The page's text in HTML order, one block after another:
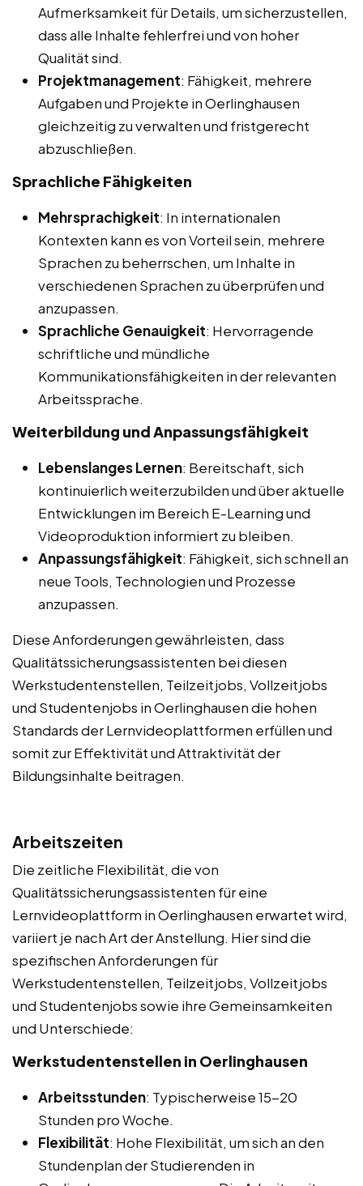
Aufmerksamkeit für Details, um sicherzustellen,
dass alle Inhalte fehlerfrei und von hoher
Qualität sind.
Projektmanagement: Fähigkeit, mehrere
Aufgaben und Projekte in Oerlinghausen
gleichzeitig zu verwalten und fristgerecht
abzuschließen.
Sprachliche Fähigkeiten
Mehrsprachigkeit: In internationalen
Kontexten kann es von Vorteil sein, mehrere
Sprachen zu beherrschen, um Inhalte in
verschiedenen Sprachen zu überprüfen und
anzupassen.
Sprachliche Genauigkeit: Hervorragende
schriftliche und mündliche
Kommunikationsfähigkeiten in der relevanten
Arbeitssprache.
Weiterbildung und Anpassungsfähigkeit
Lebenslanges Lernen: Bereitschaft, sich
kontinuierlich weiterzubilden und über aktuelle
Entwicklungen im Bereich E-Learning und
Videoproduktion informiert zu bleiben.
Anpassungsfähigkeit: Fähigkeit, sich schnell an
neue Tools, Technologien und Prozesse
anzupassen.
Diese Anforderungen gewährleisten, dass
Qualitätssicherungsassistenten bei diesen
Werkstudentenstellen, Teilzeitjobs, Vollzeitjobs
und Studentenjobs in Oerlinghausen die hohen
Standards der Lernvideoplattformen erfüllen und
somit zur Effektivität und Attraktivität der
Bildungsinhalte beitragen.
Arbeitszeiten
Die zeitliche Flexibilität, die von
Qualitätssicherungsassistenten für eine
Lernvideoplattform in Oerlinghausen erwartet wird,
variiert je nach Art der Anstellung. Hier sind die
spezifischen Anforderungen für
Werkstudentenstellen, Teilzeitjobs, Vollzeitjobs
und Studentenjobs sowie ihre Gemeinsamkeiten
und Unterschiede:
Werkstudentenstellen in Oerlinghausen
Arbeitsstunden: Typischerweise 15-20
Stunden pro Woche.
Flexibilität: Hohe Flexibilität, um sich an den
Stundenplan der Studierenden in